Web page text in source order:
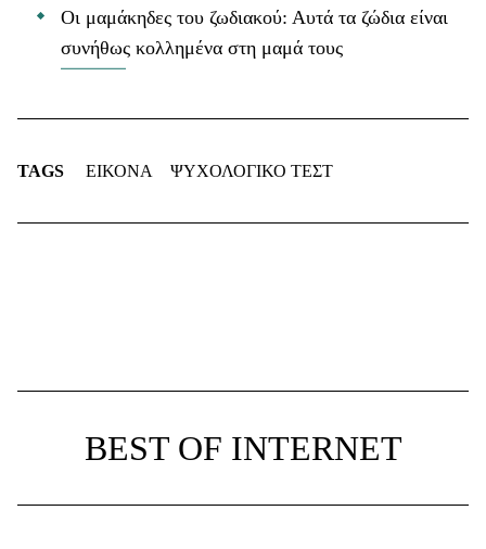
Οι μαμάκηδες του ζωδιακού: Αυτά τα ζώδια είναι
συνήθως κολλημένα στη μαμά τους
TAGS ΕΙΚΟΝΑ ΨΥΧΟΛΟΓΙΚΟ ΤΕΣΤ
BEST OF INTERNET